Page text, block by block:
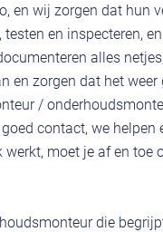
en wij zorgen dat hun
en inspecteren,
alles
en zorgen dat het
/
contact, we
moet je af en toe
die